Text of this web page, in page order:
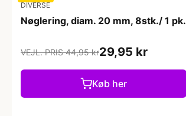
DIVERSE
Nøglering, diam. 20 mm, 8stk./ 1 pk.
VEJL. PRIS 44,95 kr29,95 kr
Køb her